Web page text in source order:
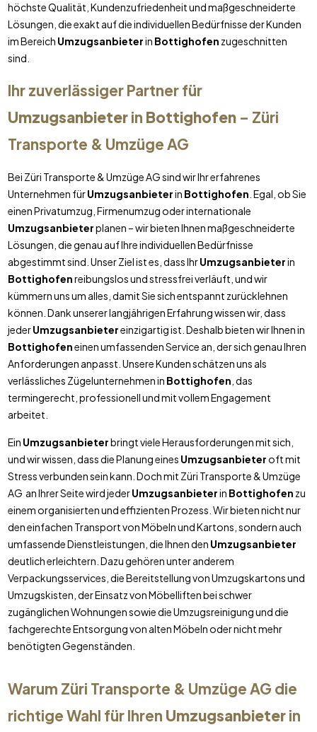
höchste Qualität, Kundenzufriedenheit und maßgeschneiderte
Lösungen, die exakt auf die individuellen Bedürfnisse der Kunden
im Bereich Umzugsanbieterin Bottighofen zugeschnitten
sind.
Ihr zuverlässiger Partner für
Umzugsanbieterin Bottighofen– Züri
Transporte & Umzüge AG
Bei Züri Transporte & Umzüge AG sind wir Ihr erfahrenes
Unternehmen fürUmzugsanbieterin Bottighofen . Egal, ob Sie
einen Privatumzug, Firmenumzug oder internationale
Umzugsanbieterplanen – wir bieten Ihnen maßgeschneiderte
Lösungen, die genau auf Ihre individuellen Bedürfnisse
abgestimmt sind. Unser Ziel ist es, dass IhrUmzugsanbieterin
Bottighofenreibungslos und stressfrei verläuft, und wir
kümmern uns um alles, damit Sie sich entspannt zurücklehnen
können. Dank unserer langjährigen Erfahrung wissen wir, dass
jederUmzugsanbietereinzigartig ist. Deshalb bieten wir Ihnen in
Bottighofeneinen umfassenden Service an, der sich genau Ihren
Anforderungen anpasst. Unsere Kunden schätzen uns als
verlässliches Zügelunternehmen in Bottighofen , das
termingerecht, professionell und mit vollem Engagement
arbeitet.
Ein Umzugsanbieterbringt viele Herausforderungen mit sich,
und wir wissen, dass die Planung eines Umzugsanbieteroft mit
Stress verbunden sein kann. Doch mit Züri Transporte & Umzüge
AG an Ihrer Seite wird jederUmzugsanbieterin Bottighofen zu
einem organisierten und effizienten Prozess. Wir bieten nicht nur
den einfachen Transport von Möbeln und Kartons, sondern auch
umfassende Dienstleistungen, die Ihnen den Umzugsanbieter
deutlich erleichtern. Dazu gehören unter anderem
Verpackungsservices, die Bereitstellung von Umzugskartons und
Umzugskisten, der Einsatz von Möbelliften bei schwer
zugänglichen Wohnungen sowie die Umzugsreinigung und die
fachgerechte Entsorgung von alten Möbeln oder nicht mehr
benötigten Gegenständen.
Warum Züri Transporte & Umzüge AG die
richtige Wahl für Ihren Umzugsanbieterin